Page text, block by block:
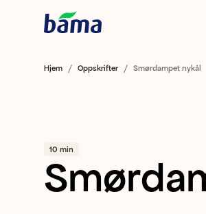
Hjem Oppskrifter Smørdampet nykål
10 min